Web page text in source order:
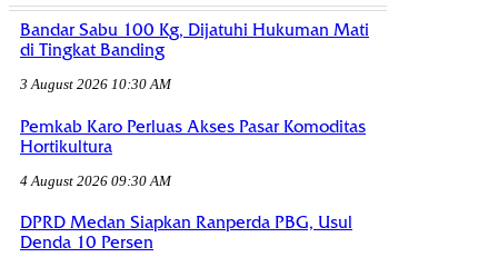
Bandar Sabu 100 Kg, Dijatuhi Hukuman Mati
di Tingkat Banding
3 August 2026 10:30 AM
Pemkab Karo Perluas Akses Pasar Komoditas
Hortikultura
4 August 2026 09:30 AM
DPRD Medan Siapkan Ranperda PBG, Usul
Denda 10 Persen